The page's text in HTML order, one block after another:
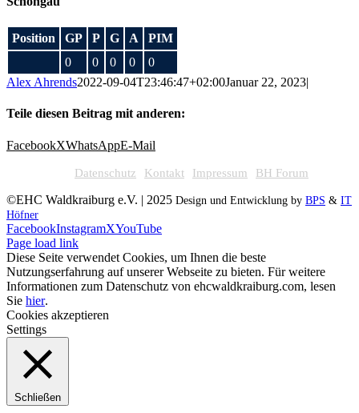
Position GP P G A
PIM
0
0 0 0
0
Alex Ahrends2022-09-04T23:46:47+02:00Januar 22, 2023|
Teile diesen Beitrag mit anderen:
FacebookXWhatsAppE-Mail
Datenschutz Kontakt Impressum BH Forum
©EHC Waldkraiburg e.V. | 2025 Design und Entwicklung by BPS & IT
Höfner
FacebookInstagramXYouTube
Page load link
Diese Seite verwendet Cookies, um Ihnen die beste
Nutzungserfahrung auf unserer Webseite zu bieten. Für weitere
Informationen zum Datenschutz von ehcwaldkraiburg.com, lesen
Sie hier.
Cookies akzeptieren
Settings
Schließen